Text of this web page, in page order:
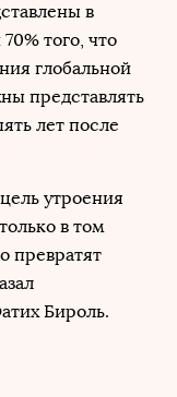
в
того, что
глобальной
представлять
лет после
утроения
в том
превратят
Бироль.